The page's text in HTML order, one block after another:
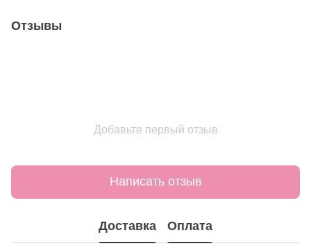
Отзывы
Добавьте первый отзыв
Написать отзыв
Доставка Оплата